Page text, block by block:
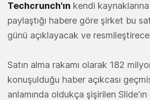
Techcrunch'ın kendi
paylaştığı habere göre şirket bu
günü açıklayacak ve
Satın alma rakamı olarak 182
konuşulduğu haber açıkcası
anlamında oldukça şişirilen